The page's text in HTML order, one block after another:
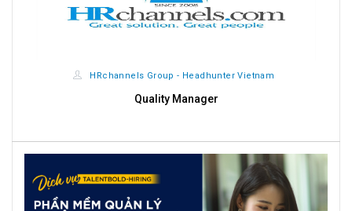
HRchannels Group - Headhunter Vietnam
Quality Manager